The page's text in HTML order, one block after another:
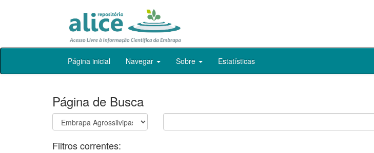
Skip
Página inicial Navegar Sobre Estatísticas
Página de Busca
Filtros correntes: